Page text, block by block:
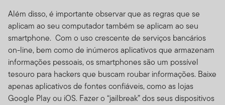
Além disso, é importante observar que as regras que se
aplicam ao seu computador também se aplicam ao seu
smartphone. Com o uso crescente de serviços bancários
on-line, bem como de inúmeros aplicativos que armazenam
informações pessoais, os smartphones são um possível
tesouro para hackers que buscam roubar informações. Baixe
apenas aplicativos de fontes confiáveis, como as lojas
Google Play ou iOS. Fazer o “jailbreak” dos seus dispositivos